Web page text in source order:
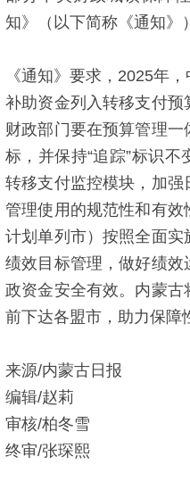
知》（以下简称《通知》
《通知》要求，2025年
补助资金列入转移支付
财政部门要在预算管理
标，并保持“追踪”标识
转移支付监控模块，加
管理使用的规范性和有效
计划单列市）按照全面
绩效目标管理，做好绩
政资金安全有效。内蒙
前下达各盟市，助力保障
来源/内蒙古日报
编辑/赵莉
审核/柏冬雪
终审/张琛熙